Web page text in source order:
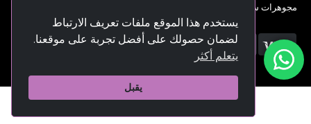
يستخدم هذا الموقع ملفات تعريف الارتباط
لضمان حصولك على أفضل تجربة على موقعنا.
يتعلم أكثر
يقبل
مجوهرات سعدية. © 2022. جميع الحقوق محفوظة.